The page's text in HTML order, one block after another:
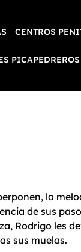
CENTROS
PICAPEDREROS
la
de sus
Rodrigo les
sus muelas.